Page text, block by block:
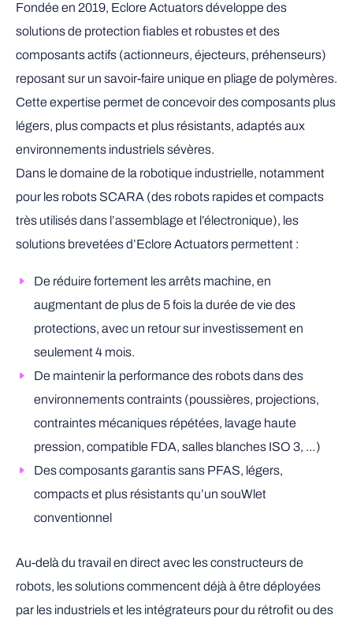
Fondée en 2019, Eclore Actuators développe des
solutions de protection fiables et robustes et des
composants actifs (actionneurs, éjecteurs, préhenseurs)
reposant sur un savoir-faire unique en pliage de polymères.
Cette expertise permet de concevoir des composants plus
légers, plus compacts et plus résistants, adaptés aux
environnements industriels sévères.
Dans le domaine de la robotique industrielle, notamment
pour les robots SCARA (des robots rapides et compacts
très utilisés dans l’assemblage et l’électronique), les
solutions brevetées d’Eclore Actuators permettent :
De réduire fortement les arrêts machine, en
augmentant de plus de 5 fois la durée de vie des
protections, avec un retour sur investissement en
seulement 4 mois.
De maintenir la performance des robots dans des
environnements contraints (poussières, projections,
contraintes mécaniques répétées, lavage haute
pression, compatible FDA, salles blanches ISO 3, …)
Des composants garantis sans PFAS, légers,
compacts et plus résistants qu’un souWlet
conventionnel
Au-delà du travail en direct avec les constructeurs de
robots, les solutions commencent déjà à être déployées
par les industriels et les intégrateurs pour du rétrofit ou des